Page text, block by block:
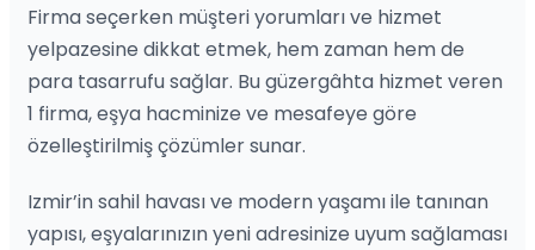
Firma seçerken müşteri yorumları ve hizmet
yelpazesine dikkat etmek, hem zaman hem de
para tasarrufu sağlar. Bu güzergâhta hizmet veren
1 firma, eşya hacminize ve mesafeye göre
özelleştirilmiş çözümler sunar.
Izmir’in sahil havası ve modern yaşamı ile tanınan
yapısı, eşyalarınızın yeni adresinize uyum sağlaması